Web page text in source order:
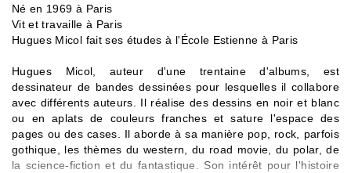
Né en 1969 à Paris
Vit et travaille à Paris
Hugues Micol fait ses études à l'École Estienne à Paris
Hugues Micol, auteur d'une trentaine d'albums, est
dessinateur de bandes dessinées pour lesquelles il collabore
avec différents auteurs. Il réalise des dessins en noir et blanc
ou en aplats de couleurs franches et sature l'espace des
pages ou des cases. Il aborde à sa manière pop, rock, parfois
gothique, les thèmes du western, du road movie, du polar, de
la science-fiction et du fantastique. Son intérêt pour l'histoire